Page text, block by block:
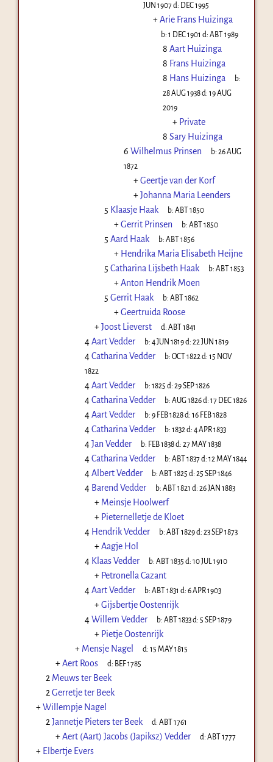
JUN 1907d: DEC 1995
+Arie Frans Huizinga
b:1 DEC 1901 d:ABT 1989
8 Aart Huizinga
8 Frans Huizinga
8 Hans Huizinga
b:
28 AUG 1938d: 19 AUG
2019
+ Private
8 Sary Huizinga
6 Wilhelmus Prinsen b:26 AUG
1872
+Geertje van der Korf
+Johanna Maria Leenders
5 Klaasje Haak b:ABT 1850
+Gerrit Prinsen b:ABT 1850
5 Aard Haak b:ABT 1856
+ Hendrika Maria Elisabeth Heijne
5 Catharina Lijsbeth Haak b:ABT 1853
+Anton Hendrik Moen
5 Gerrit Haak b:ABT 1862
+Geertruida Roose
+Joost Lieverst d:ABT 1841
4Aart Vedder b:4 JUN 1819d:22 JUN 1819
4Catharina Vedder b:OCT 1822 d:15 NOV
1822
4Aart Vedder b:1825 d:29 SEP 1826
4Catharina Vedder b:AUG 1826d:17 DEC 1826
4Aart Vedder b:9 FEB 1828d:16 FEB 1828
4Catharina Vedder b:1832 d:4 APR 1833
4Jan Vedder b: FEB 1838d:27 MAY 1838
4Catharina Vedder b:ABT 1837d:12 MAY 1844
4Albert Vedder b:ABT 1825 d:25 SEP 1846
4 Barend Vedder b:ABT 1821 d:26 JAN 1883
+ Meinsje Hoolwerf
+ Pieternelletje de Kloet
4 Hendrik Vedder b:ABT 1829d:23 SEP 1873
+Aagje Hol
4 Klaas Vedder b:ABT 1835 d:10 JUL 1910
+ Petronella Cazant
4Aart Vedder b:ABT 1831 d:6 APR 1903
+Gijsbertje Oostenrijk
4Willem Vedder b:ABT 1833d: 5 SEP 1879
+ Pietje Oostenrijk
+ Mensje Nagel d:15 MAY 1815
+Aert Roos d: BEF 1785
2 Meuws ter Beek
2 Gerretje ter Beek
+Willempje Nagel
2 Jannetje Pieters ter Beek d:ABT 1761
+Aert (Aart) Jacobs (Japiksz) Vedder d:ABT 1777
+ Elbertje Evers